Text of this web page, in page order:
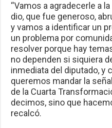
“Vamos a agradecerle a
dio, que fue generoso,
y vamos a identificar un
un problema por
resolver porque hay
no dependen si siquiera
inmediata del diputado, y
queremos mandar la
de la Cuarta
decimos, sino que
recalcó.